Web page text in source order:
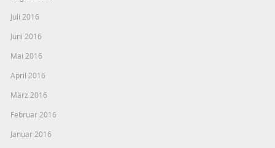
Juli 2016
Juni 2016
Mai 2016
April 2016
März 2016
Februar 2016
Januar 2016